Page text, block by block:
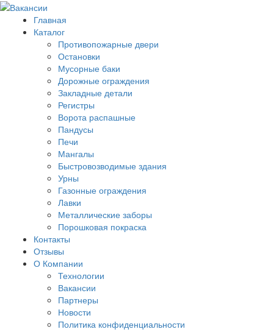
Главная
Каталог
Противопожарные двери
Остановки
Мусорные баки
Дорожные ограждения
Закладные детали
Регистры
Ворота распашные
Пандусы
Печи
Мангалы
Быстровозводимые здания
Урны
Газонные ограждения
Лавки
Металлические заборы
Порошковая покраска
Контакты
Отзывы
О Компании
Технологии
Вакансии
Партнеры
Новости
Политика конфиденциальности